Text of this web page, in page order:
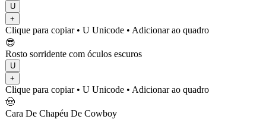
U
+
Clique para copiar• U Unicode • Adicionar ao quadro
😎
Rosto sorridente com óculos escuros
U
+
Clique para copiar• U Unicode • Adicionar ao quadro
🤠
Cara De Chapéu De Cowboy